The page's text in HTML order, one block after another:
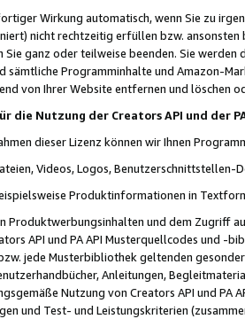
Wirkung automatisch, wenn Sie zu
nicht rechtzeitig erfüllen bzw. ansonsten
ganz oder teilweise beenden. Sie werden
sämtliche Programminhalte und Amazon-
von Ihrer Website entfernen und löschen
die Nutzung der Creators API und der
dieser Lizenz können wir Ihnen
Videos, Logos, Benutzerschnittstellen-
Produktinformationen in
Produktwerbungsinhalten und dem Zugriff
API und PA API Musterquellcodes und
jede Musterbibliothek geltenden
Anleitungen,
Nutzung von Creators API und PA
und Test- und Leistungskriterien